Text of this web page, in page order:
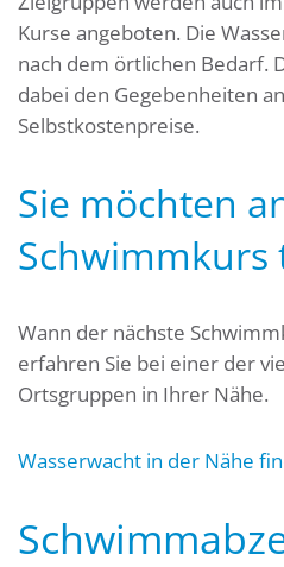
Kurse angeboten. Die
nach dem örtlichen Bedarf.
dabei den Gegebenheiten
Selbstkostenpreise.
Sie möchten
Schwimmkurs
Wann der nächste
erfahren Sie bei einer der
Ortsgruppen in Ihrer Nähe.
Wasserwacht in der Nähe